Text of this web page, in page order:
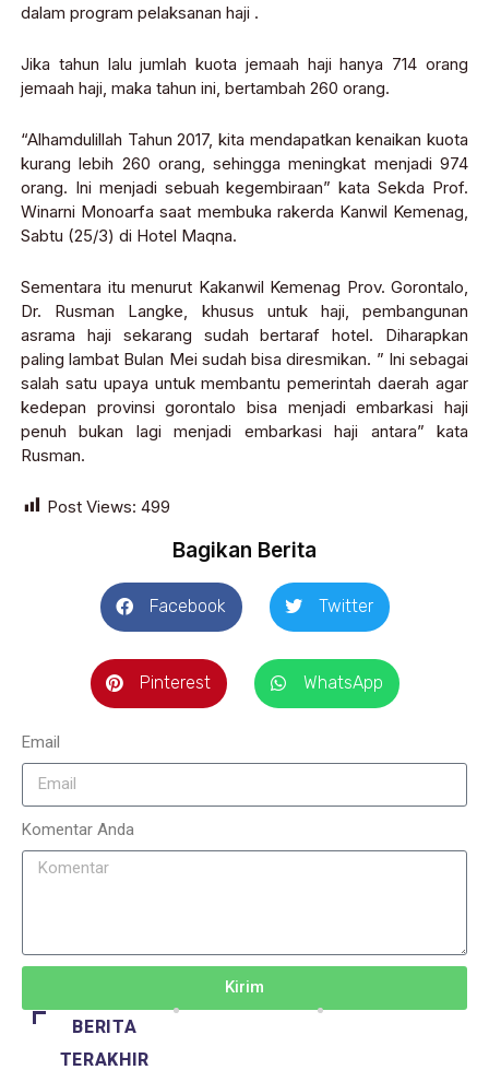
dalam program pelaksanan haji .
Jika tahun lalu jumlah kuota jemaah haji hanya 714 orang
jemaah haji, maka tahun ini, bertambah 260 orang.
“Alhamdulillah Tahun 2017, kita mendapatkan kenaikan kuota
kurang lebih 260 orang, sehingga meningkat menjadi 974
orang. Ini menjadi sebuah kegembiraan” kata Sekda Prof.
Winarni Monoarfa saat membuka rakerda Kanwil Kemenag,
Sabtu (25/3) di Hotel Maqna.
Sementara itu menurut Kakanwil Kemenag Prov. Gorontalo,
Dr. Rusman Langke, khusus untuk haji, pembangunan
asrama haji sekarang sudah bertaraf hotel. Diharapkan
paling lambat Bulan Mei sudah bisa diresmikan. ” Ini sebagai
salah satu upaya untuk membantu pemerintah daerah agar
kedepan provinsi gorontalo bisa menjadi embarkasi haji
penuh bukan lagi menjadi embarkasi haji antara” kata
Rusman.
Post Views: 499
Bagikan Berita
Facebook Twitter
Pinterest WhatsApp
Email
Komentar Anda
Kirim
BERITA
TERAKHIR